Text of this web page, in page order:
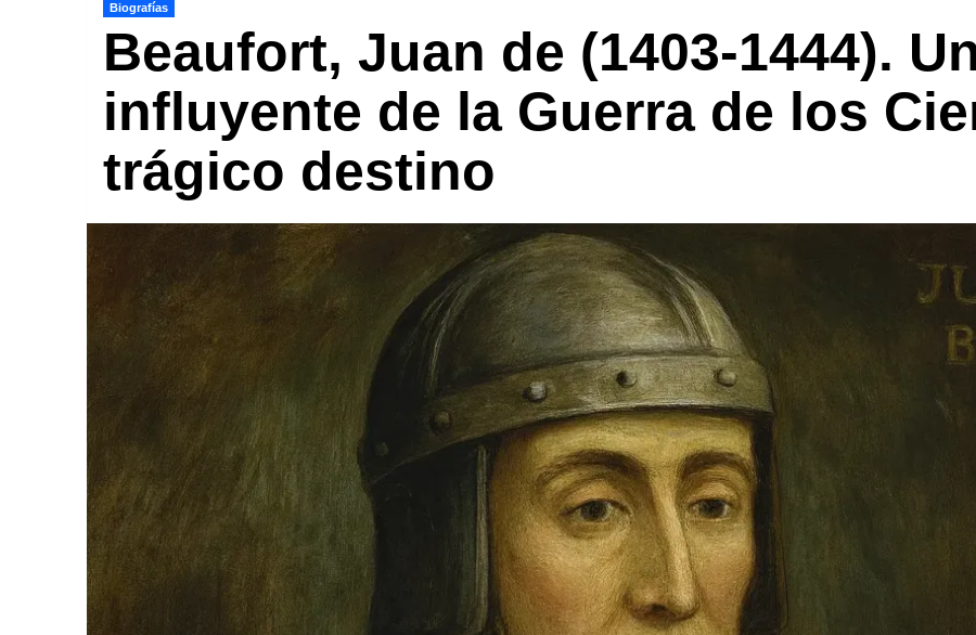
Biografías
Beaufort, Juan de (1403-1444).
influyente de la Guerra de los
trágico destino